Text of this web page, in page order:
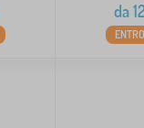
da